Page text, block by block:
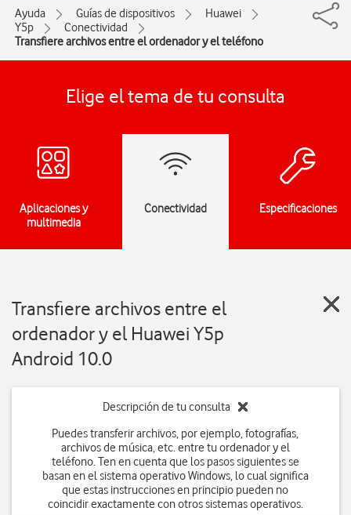
Ayuda Guías de dispositivos
Huawei
Y5p
Conectividad
Transfiere archivos entre el ordenador y el teléfono
Elige el tema de tu consulta
Aplicaciones y
multimedia
Conectividad Especificaciones
Transfiere archivos entre el
ordenador y el Huawei Y5p
Android 10.0
Descripción de tu consulta
Puedes transferir archivos, por ejemplo, fotografías,
archivos de música, etc. entre tu ordenador y el
teléfono. Ten en cuenta que los pasos siguientes se
basan en el sistema operativo Windows, lo cual significa
que estas instrucciones en principio pueden no
coincidir exactamente con otros sistemas operativos.